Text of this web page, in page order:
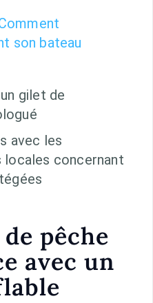
son bateau
gilet de
avec les
concernant
pêche
avec un